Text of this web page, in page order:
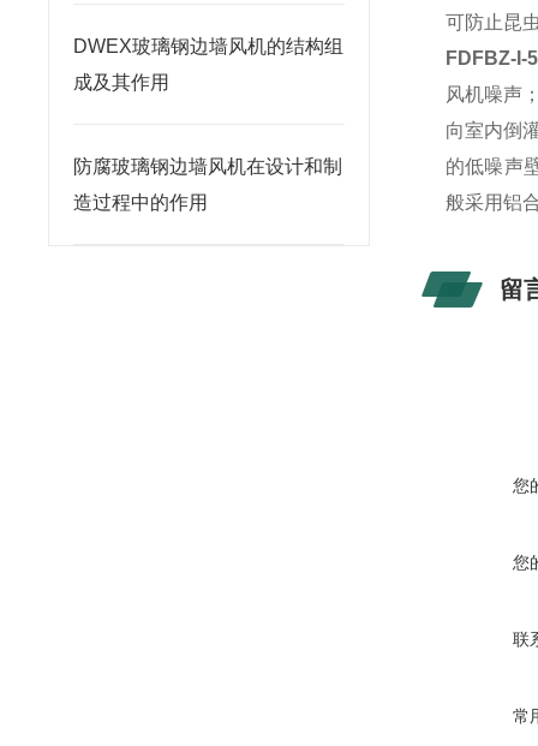
DWEX玻璃钢边墙风机的结构组
成及其作用
防腐玻璃钢边墙风机在设计和制
造过程中的作用
可防止昆
FDFBZ-I-
风机噪声
向室内倒
的低噪声
般采用铝
留
您
您
联
常